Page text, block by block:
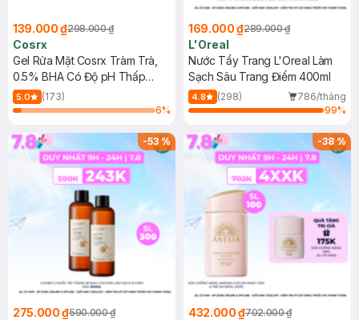
139.000 ₫298.000 ₫
Cosrx
Gel Rửa Mặt Cosrx Tràm Trà,
0.5% BHA Có Độ pH Thấp
150ml
5.0
(173)
6%
169.000 ₫289.000 ₫
L'Oreal
Nước Tẩy Trang L'Oreal Làm
Sạch Sâu Trang Điểm 400ml
4.8 (298)
786/tháng
99%
-53%
275.000 ₫590.000 ₫
-38%
432.000 ₫702.000 ₫